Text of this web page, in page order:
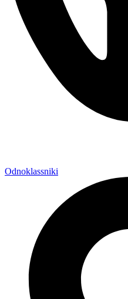
Odnoklassniki